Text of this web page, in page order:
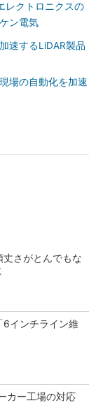
レクトロニクスの
ン電気
速するLiDAR製品
場の自動化を加速
さがとんでもな
6インチライン維
カー工場の対応